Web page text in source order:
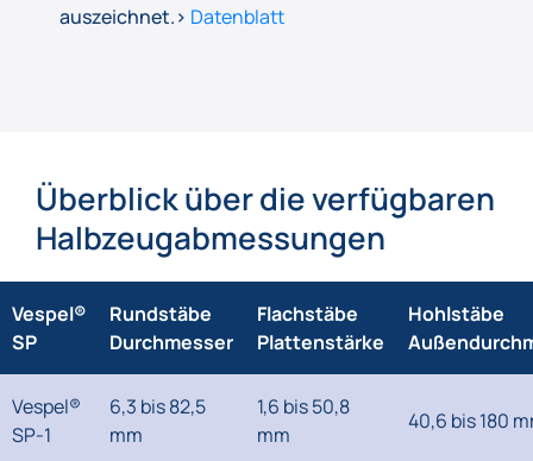
auszeichnet.> Datenblatt
Überblick über die verfügbaren
Halbzeugabmessungen
Vespel®
SP
Rundstäbe
Durchmesser
Flachstäbe
Plattenstärke
Hohlstäbe
Vespel®
SP-1
6,3 bis 82,5
mm
1,6 bis 50,8
mm
40,6 bis 180